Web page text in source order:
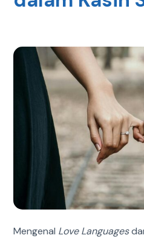
Mengenal Love Languages